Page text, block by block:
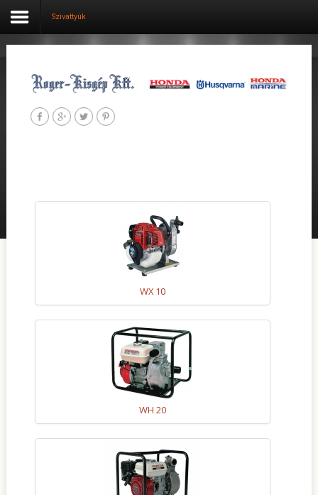
Belépés
Aktuális
Hasznos tippek
Szivattyúk
WX 10
WH 20